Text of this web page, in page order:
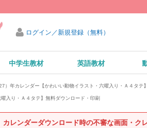
ログイン／新規登録（無料）
中学生教材 英語教材
）年カレンダー【かわいい動物イラスト・六曜入り・Ａ４タテ
入り・Ａ４タテ】無料ダウンロード・印刷
カレンダーダウンロード時の不審な画面・ク